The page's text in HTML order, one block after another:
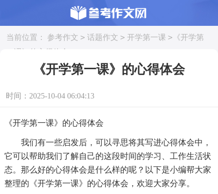
当前位置： 参考作文 > 话题作文 > 开学第一课 > 《开学第
一课》的心得体会
《开学第一课》的心得体会
时间：2025-10-04 06:04:13
《开学第一课》的心得体会
我们有一些启发后，可以寻思将其写进心得体会中，
它可以帮助我们了解自己的这段时间的学习、工作生活状
态。那么好的心得体会是什么样的呢？以下是小编帮大家
整理的《开学第一课》的心得体会，欢迎大家分享。